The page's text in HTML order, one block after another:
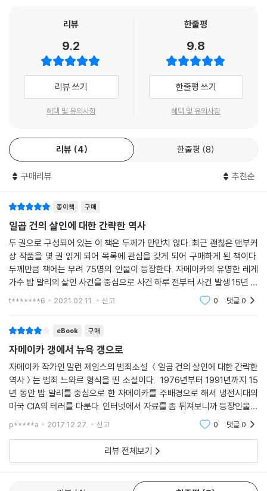
이 시대의 고전이 될 것이다.”
● 2015 맨부커상 화제의 수상작, 문학동네 출간!
해마다 10월은 전 세계 문학 출판 현장에 긴장과 환호를 동시에 가져다주
는 ‘축제’와 같은 달이다. 얼마 전 ‘밥 딜런’이라는 이례적인 수상자 발표로
을 닫는 행사는 바로 영미권 최고의 문학상으로 불리는 ‘맨부커상’이다.
(해마다 노벨문학상은 10월 첫번째 목요일에, 맨부커상은 10월 20일을
전후해 발표된다. 올해 노벨문학상의 경우 발표일이 이례적으로 한 주 늦
춰지기도 했다.) 맨부커상은 영국을 비롯한 영연방 국가에서 출간된 영어
어지는 ‘맨부커 인터내셔널상’ 두 개 부문으로 나뉜다.
2016년 5월 소설가 한강의 ‘인터내셔널 맨부커상’ 수상으로 국내 독자들
에게도 어느새 친숙한 이름이 된 ‘맨부커상’. 일각에서는 노벨문학상, 공쿠
르상과 더불어 ‘세계3대 문학상’으로 꼽히기도 하는, 영국을 대표하는 권
위 있는 문학상이다. 혹 ‘세계3대 문학상’이라는 별칭에는 동의할 수 없는
입장이라 해도, 살만 루슈디, 존 쿳시, 아룬다티 로이, 존 밴빌 등 그간의 역
대 수상작가 면모를 살펴보는 것만으로도, 1969년부터 시작되어 올해로
없을 것이다.
올해의 수상작 발표를 앞두고, 2015년 맨부커상 수상작 『일곱 건의 살인
에 대한 간략한 역사(A Brief History of Seven Killings』가 문학동네에
서 번역 출간된다.
심사위원 토의 시작 두 시간 만에 만장일치로 수상작으로 선정된 말런 제
임스(Marlon James)의 이 장편소설은 자메이카인으로 최초의 맨부커
상 수상이라는 점에서도 화제가 되었다. 그러나 이 작품이 2015년 수장작
발표와 함께 커다란 화제를 불러일으킨 가장 큰 이유는 무엇보다도 맨부커
상 46년 역사상 가장 뛰어난 형식실험을 선보인 작품이라는 점이었다. 「뉴
리뷰
9.2
리뷰 쓰기
혜택 및 유의사항
한줄평
9.8
한줄평 쓰기
혜택 및 유의사항
리뷰 4 한줄평 8
구매리뷰 추천순
종이책 구매
일곱 건의 살인에 대한 간략한 역사
두 권으로 구성되어 있는 이 책은 두께가 만만치 않다. 최근 괜찮은 맨부커
상 작품을 몇 권 읽게 되어 목록에 관심을 갖게 되어 구매하게 된 책이다.
두께만큼 책에는 무려 75명의 인물이 등장한다. 자메이카의 유명한 레게
가수 밥 말리의 살인 사건을 중심으로 사건 하루 전부터 사건 발생 15년 후
까지를 다루고 있는데 우리나라 독재시설 못지 않게 1970년대의 자메이
t*******6 2021.02.11. 신고 0 댓글0
eBook 구매
자메이카 갱에서 뉴욕 갱으로
자메이카 작가인 말런 제임스의 범죄소설 ＜일곱 건의 살인에 대한 간략한
역사＞는 범죄 느와르 형식을 띤 소설이다. 1976년부터 1991년까지 15
년 동안 밥 말리를 중심으로 한 자메이카를 주배경으로 해서 냉전시대의
미국 CIA의 테러를 다룬다. 인터넷에서 자료를 좀 뒤져보니까 등장인물만
75명이라고 한다. 실제 주요화자만 보더라도 10명 이상 (이것도 찾아보니
정확히 13명이라고
p*****a 2017.12.27. 신고 0 댓글0
리뷰 전체보기